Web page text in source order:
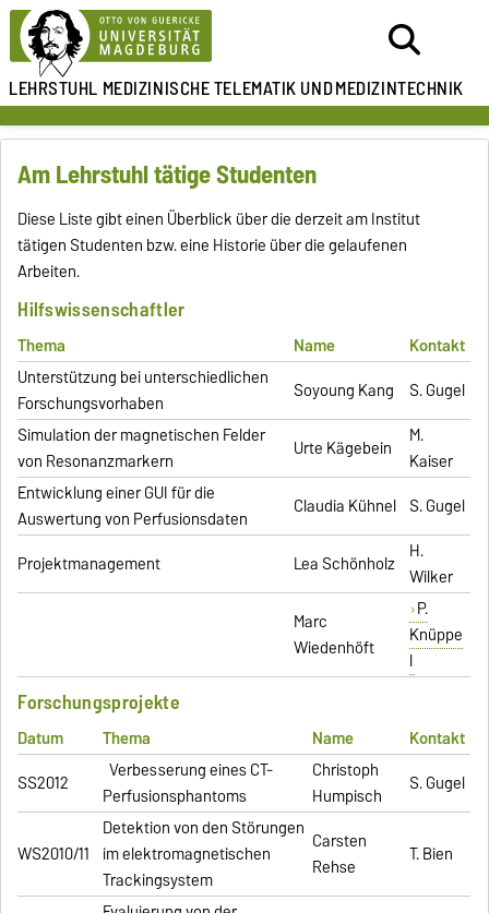
LEHRSTUHL MEDIZINISCHE TELEMATIK UNDMEDIZINTECHNIK
Am Lehrstuhl tätige Studenten
Diese Liste gibt einen Überblick über die derzeit am Institut
tätigen Studenten bzw. eine Historie über die gelaufenen
Arbeiten.
Hilfswissenschaftler
Thema Name
Kontakt
Unterstützung bei unterschiedlichen
Forschungsvorhaben
Soyoung Kang
S. Gugel
Simulation der magnetischen Felder
von Resonanzmarkern
Urte Kägebein
M.
Kaiser
Entwicklung einer GUI für die
Auswertung von Perfusionsdaten
Claudia Kühnel S. Gugel
Projektmanagement Lea Schönholz
H.
Wilker
Marc
Wiedenhöft
P.
Knüppe
l
Forschungsprojekte
Datum Thema Name
Kontakt
SS2012
Verbesserung eines CT-
Perfusionsphantoms
Christoph
Humpisch
S. Gugel
WS2010/11
Detektion von den Störungen
im elektromagnetischen
Trackingsystem
Carsten
Rehse
T. Bien